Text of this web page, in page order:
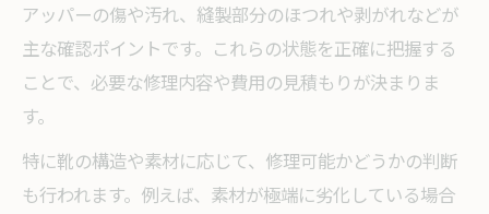
アッパーの傷や汚れ、縫製部分のほつれや剥がれなどが
主な確認ポイントです。これらの状態を正確に把握する
ことで、必要な修理内容や費用の見積もりが決まりま
す。
特に靴の構造や素材に応じて、修理可能かどうかの判断
も行われます。例えば、素材が極端に劣化している場合